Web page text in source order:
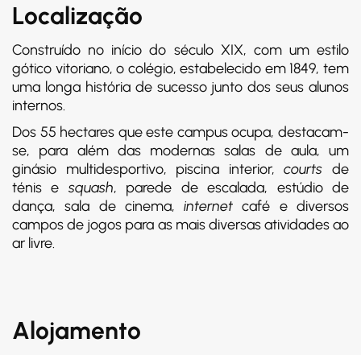
Localização
Construído no início do século XIX, com um estilo
gótico vitoriano, o colégio, estabelecido em 1849, tem
uma longa história de sucesso junto dos seus alunos
internos.
Dos 55 hectares que este campus ocupa, destacam-
se, para além das modernas salas de aula, um
ginásio multidesportivo, piscina interior,courtsde
ténis e squash, parede de escalada, estúdio de
dança, sala de cinema,internetcafé e diversos
campos de jogos para as mais diversas atividades ao
ar livre.
Alojamento